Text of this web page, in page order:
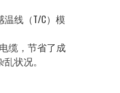
线（T/C）模
缆，节省了成
状况。